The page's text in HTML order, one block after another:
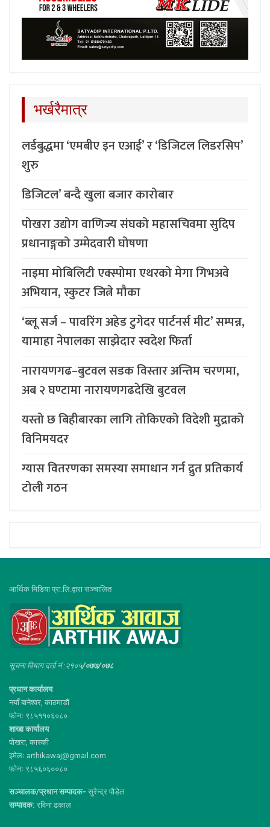
भर्खरैमात्र
लर्डबुद्धमा ‘एमबीए इन एआई’ र ‘डिजिटल लिडरसिप’
शुरु
डिजिटल’ बन्दै खुला बजार कारोबार
पोखरा उद्योग वाणिज्य संघको महासचिवमा सुदिप
प्रधानाङ्गको उम्मेदवारी घोषणा
नाइमा मोबिलिटी एक्स्पोमा एथरको मेगा गिभअवे
अभियान, स्कुटर जित्ने मौका
‘ब्लू सर्ज – पावरिंग अहेड टुगेदर पार्टनर्स मीट’ सम्पन्न,
यामाहा नेपालका साझेदार स्वदेश फिर्ता
नारायणगढ–बुटवल सडक विस्तार अन्तिम चरणमा,
अब २ घण्टामा नारायणगढदेखि बुटवल
यस्तो छ बिहीबारका लागि तोकिएको विदेशी मुद्राको
विनिमयदर
ग्यास वितरणका समस्या समाधान गर्न द्रुत प्रतिकार्य
टोली गठन
आर्थिक मिडिया प्रा.लि.द्वारा सञ्चालित
सूचना विभाग दर्ता नं :२१०५/०७७/०७८
प्रधान कार्यालय
नयाँ बानेश्वर, काठमाडौं
फोनः ९८५११०६०८०
शाखा कार्यालय
पोखरा, कास्की
इमेलः arthikawaj@gmail.com
फोनः ९८५६०६००८०
सञ्चालक/प्रधान सम्पादक- सुरेन्द्र पौडेल
सम्पादक: रविना ढकाल